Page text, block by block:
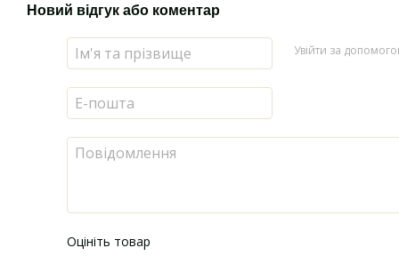
Новий відгук або коментар
Увійти за
Оцініть товар